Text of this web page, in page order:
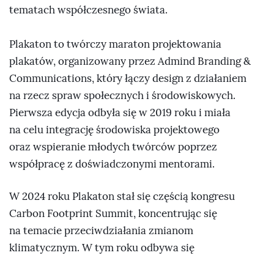
tematach współczesnego świata.
Plakaton to twórczy maraton projektowania
plakatów, organizowany przez Admind Branding &
Communications, który łączy design z działaniem
na rzecz spraw społecznych i środowiskowych.
Pierwsza edycja odbyła się w 2019 roku i miała
na celu integrację środowiska projektowego
oraz wspieranie młodych twórców poprzez
współpracę z doświadczonymi mentorami.
W 2024 roku Plakaton stał się częścią kongresu
Carbon Footprint Summit, koncentrując się
na temacie przeciwdziałania zmianom
klimatycznym. W tym roku odbywa się